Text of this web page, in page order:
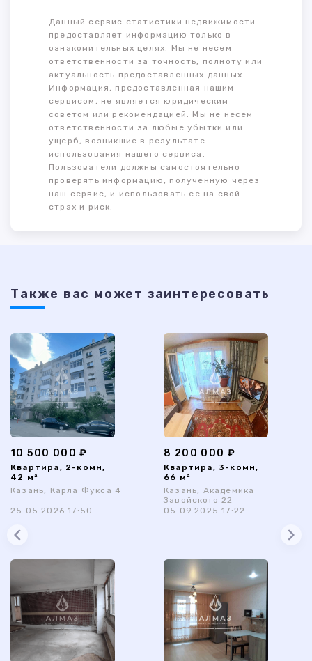
Данный сервис статистики недвижимости
предоставляет информацию только в
ознакомительных целях. Мы не несем
ответственности за точность, полноту или
актуальность предоставленных данных.
Информация, предоставленная нашим
сервисом, не является юридическим
советом или рекомендацией. Мы не несем
ответственности за любые убытки или
ущерб, возникшие в результате
использования нашего сервиса.
Пользователи должны самостоятельно
проверять информацию, полученную через
наш сервис, и использовать ее на свой
страх и риск.
Также ваc может заинтересовать
10 500 000 ₽
Квартира, 2-комн,
42 м²
Казань, Карла Фукса 4
25.05.2026 17:50
8 200 000 ₽
Квартира, 3-комн,
66 м²
Казань, Академика
Завойского 22
05.09.2025 17:22